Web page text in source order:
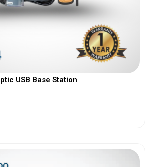
USB Base Station